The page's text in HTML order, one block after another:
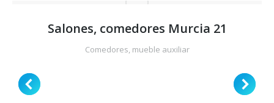
Salones, comedores Murcia 21
Comedores, mueble auxiliar